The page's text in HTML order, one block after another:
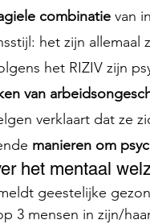
combinatie van
het zijn
het RIZIV zijn
van
verklaart dat ze
manieren om
het mentaal
geestelijke
3 mensen in zijn/